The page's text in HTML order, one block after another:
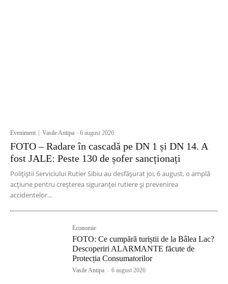
Eveniment Vasile Antipa -6 august 2026
FOTO – Radare în cascadă pe DN 1 și DN 14. A
fost JALE: Peste 130 de șofer sancționați
Polițiștii Serviciului Rutier Sibiu au desfășurat joi, 6 august, o amplă
acțiune pentru creșterea siguranței rutiere și prevenirea
accidentelor...
Economie
FOTO: Ce cumpără turiștii de la Bâlea Lac?
Descoperiri ALARMANTE făcute de
Protecția Consumatorilor
Vasile Antipa - 6 august 2026